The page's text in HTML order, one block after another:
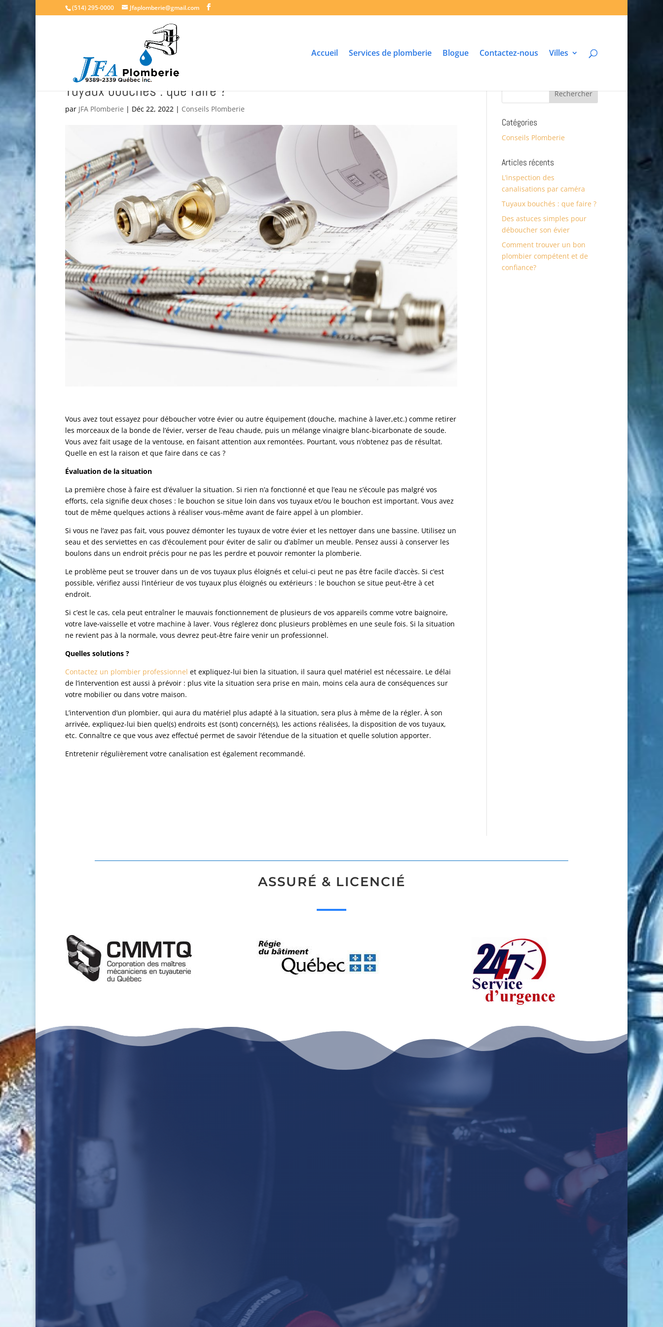
(514) 295-0000 Jfaplomberie@gmail.com
Accueil Services de plomberie Blogue Contactez-nous Villes
Tuyaux bouchés : que faire ?
par JFA Plomberie | Déc 22, 2022 | Conseils Plomberie
Vous avez tout essayez pour déboucher votre évier ou autre équipement (douche, machine à laver,etc.) comme retirer
les morceaux de la bonde de l’évier, verser de l’eau chaude, puis un mélange vinaigre blanc-bicarbonate de soude.
Vous avez fait usage de la ventouse, en faisant attention aux remontées. Pourtant, vous n’obtenez pas de résultat.
Quelle en est la raison et que faire dans ce cas ?
Évaluation de la situation
La première chose à faire est d’évaluer la situation. Si rien n’a fonctionné et que l’eau ne s’écoule pas malgré vos
efforts, cela signifie deux choses : le bouchon se situe loin dans vos tuyaux et/ou le bouchon est important. Vous avez
tout de même quelques actions à réaliser vous-même avant de faire appel à un plombier.
Si vous ne l’avez pas fait, vous pouvez démonter les tuyaux de votre évier et les nettoyer dans une bassine. Utilisez un
seau et des serviettes en cas d’écoulement pour éviter de salir ou d’abîmer un meuble. Pensez aussi à conserver les
boulons dans un endroit précis pour ne pas les perdre et pouvoir remonter la plomberie.
Le problème peut se trouver dans un de vos tuyaux plus éloignés et celui-ci peut ne pas être facile d’accès. Si c’est
possible, vérifiez aussi l’intérieur de vos tuyaux plus éloignés ou extérieurs : le bouchon se situe peut-être à cet
endroit.
Si c’est le cas, cela peut entraîner le mauvais fonctionnement de plusieurs de vos appareils comme votre baignoire,
votre lave-vaisselle et votre machine à laver. Vous réglerez donc plusieurs problèmes en une seule fois. Si la situation
ne revient pas à la normale, vous devrez peut-être faire venir un professionnel.
Quelles solutions ?
Contactez un plombier professionnel et expliquez-lui bien la situation, il saura quel matériel est nécessaire. Le délai
de l’intervention est aussi à prévoir : plus vite la situation sera prise en main, moins cela aura de conséquences sur
votre mobilier ou dans votre maison.
L’intervention d’un plombier, qui aura du matériel plus adapté à la situation, sera plus à même de la régler. À son
arrivée, expliquez-lui bien quel(s) endroits est (sont) concerné(s), les actions réalisées, la disposition de vos tuyaux,
etc. Connaître ce que vous avez effectué permet de savoir l’étendue de la situation et quelle solution apporter.
Entretenir régulièrement votre canalisation est également recommandé.
Catégories
Conseils Plomberie
Articles récents
L’inspection des
canalisations par caméra
Tuyaux bouchés : que faire ?
Des astuces simples pour
déboucher son évier
Comment trouver un bon
plombier compétent et de
confiance?
ASSURÉ & LICENCIÉ
CONTACT
DEMANDE DE RENDEZ-VOUS OU DEMANDE
514-503-9318
 ÉCRIVEZ-NOUS